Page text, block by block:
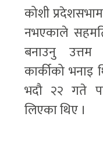
कोशी
नभएकाले
बनाउनु उत्तम
कार्कीको भनाइ
भदौ २२ गते
लिएका थिए ।